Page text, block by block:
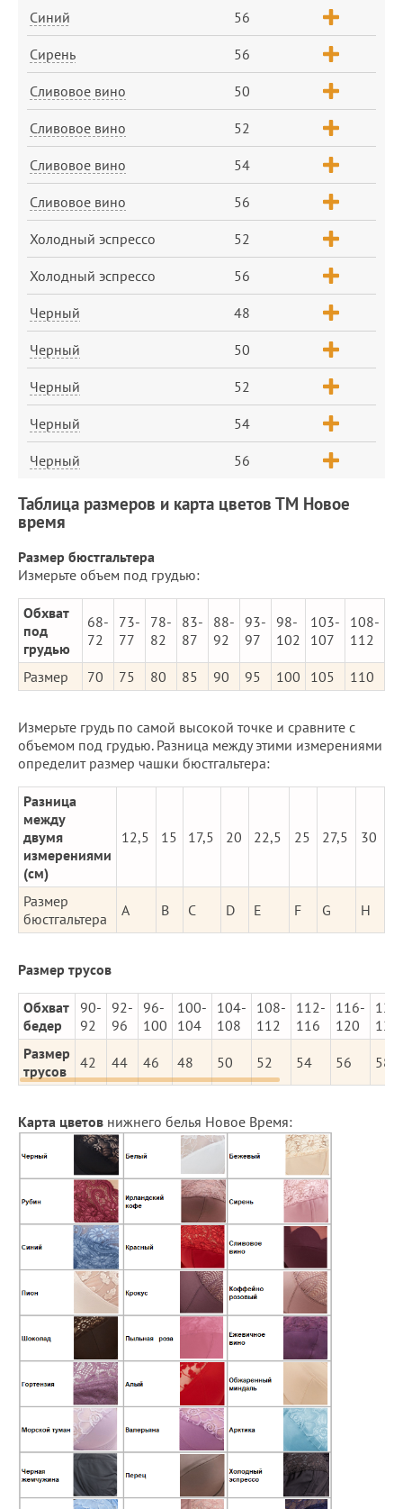
Синий 56
Сирень 56
Сливовое вино 50
Сливовое вино 52
Сливовое вино 54
Сливовое вино 56
Холодный эспрессо 52
Холодный эспрессо 56
Черный 48
Черный 50
Черный 52
Черный 54
Черный 56
Таблица размеров и карта цветов ТМ Новое
время
Размер бюстгальтера
Измерьте объем под грудью:
Обхват
под
грудью
68-
72
73-
77
78-
82
83-
87
88-
92
93-
97
98-
102
103-
107
108-
112
Размер 70 75 80 85 90 95 100 105 110
Измерьте грудь по самой высокой точке и сравните с
объемом под грудью. Разница между этими измерениями
определит размер чашки бюстгальтера:
Разница
между
двумя
измерениями
(см)
12,5 15 17,5 20 22,5 25 27,5 30
Размер
бюстгальтера
A B C D E F G H
Размер трусов
Обхват
бедер
90-
92
92-
96
96-
100
100-
104
104-
108
108-
112
112-
116
116-
120
124
Размер
трусов
42 44 46 48 50 52 54 56 58
Карта цветов нижнего белья Новое Время: